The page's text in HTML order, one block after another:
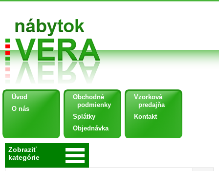
Úvod
O nás
Obchodné
podmienky
Splátky
Objednávka
Vzorková
predajňa
Kontakt
Zobraziť
kategórie